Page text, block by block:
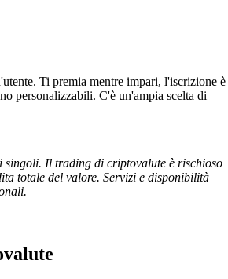
Ti premia mentre impari, l'iscrizione è
personalizzabili. C'è un'ampia scelta di
singoli. Il trading di criptovalute è rischioso
totale del valore. Servizi e disponibilità